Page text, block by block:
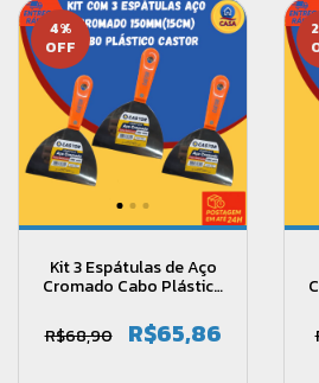
4%
OFF
Kit 3 Espátulas de Aço
Cromado Cabo Plástico
(15cm)- Castor
R$68,90 R$65,86